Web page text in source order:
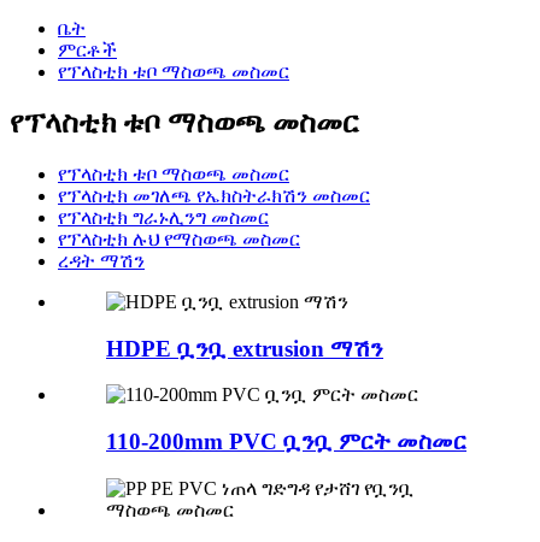
ቤት
ምርቶች
የፕላስቲክ ቱቦ ማስወጫ መስመር
የፕላስቲክ ቱቦ ማስወጫ መስመር
የፕላስቲክ ቱቦ ማስወጫ መስመር
የፕላስቲክ መገለጫ የኤክስትራክሽን መስመር
የፕላስቲክ ግራኑሊንግ መስመር
የፕላስቲክ ሉህ የማስወጫ መስመር
ረዳት ማሽን
HDPE ቧንቧ extrusion ማሽን
110-200mm PVC ቧንቧ ምርት መስመር